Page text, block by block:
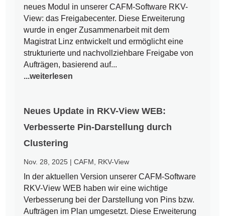
neues Modul in unserer CAFM-Software RKV-
View: das Freigabecenter. Diese Erweiterung
wurde in enger Zusammenarbeit mit dem
Magistrat Linz entwickelt und ermöglicht eine
strukturierte und nachvollziehbare Freigabe von
Aufträgen, basierend auf...
...weiterlesen
Neues Update in RKV-View WEB:
Verbesserte Pin-Darstellung durch
Clustering
Nov. 28, 2025 |CAFM RKV-View
In der aktuellen Version unserer CAFM-Software
RKV-View WEB haben wir eine wichtige
Verbesserung bei der Darstellung von Pins bzw.
Aufträgen im Plan umgesetzt. Diese Erweiterung